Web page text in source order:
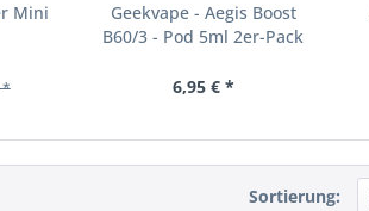
Mini
*
Geekvape - Aegis Boost
B60/3 - Pod 5ml 2er-Pack
6,95 € *
Sortierung: